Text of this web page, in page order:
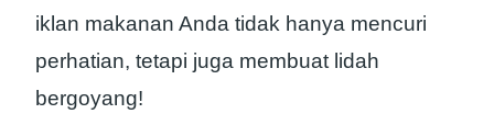
iklan makanan Anda tidak hanya mencuri
perhatian, tetapi juga membuat lidah
bergoyang!